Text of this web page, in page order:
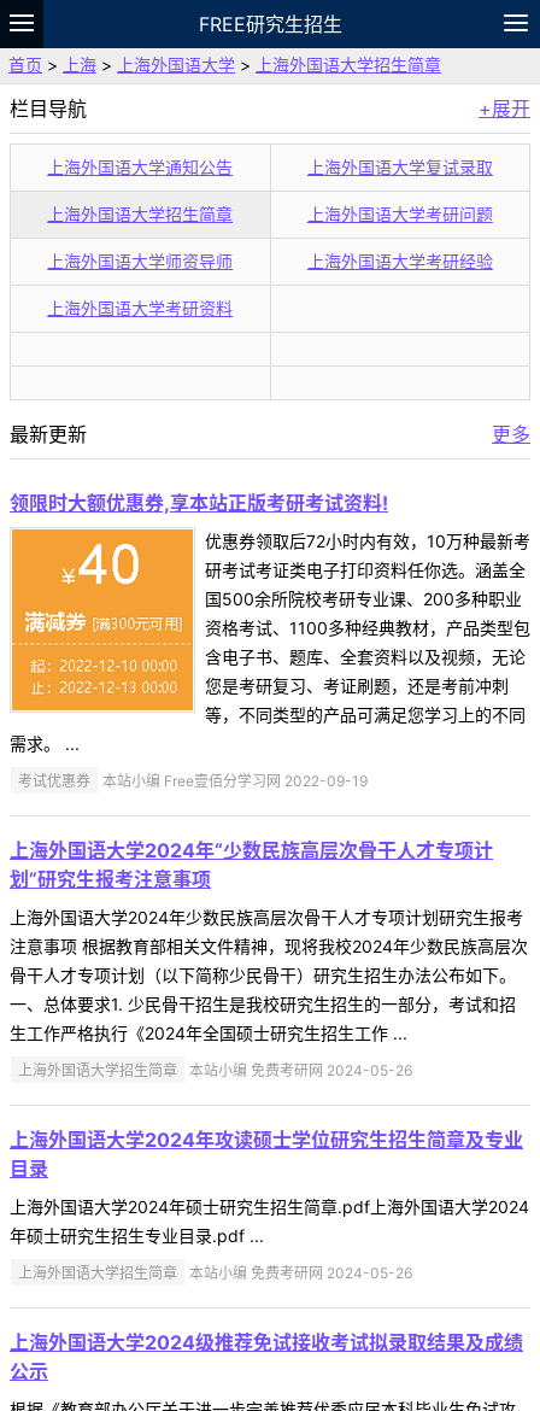
FREE研究生招生
题库
故事 专题 APP 笔记
论坛
VIP
首页 > 上海 > 上海外国语大学 > 上海外国语大学招生简章
栏目导航 +展开
上海外国语大学通知公告 上海外国语大学复试录取
上海外国语大学招生简章 上海外国语大学考研问题
上海外国语大学师资导师 上海外国语大学考研经验
上海外国语大学考研资料
最新更新 更多
领限时大额优惠券,享本站正版考研考试资料!
优惠券领取后72小时内有效，10万种最新考
研考试考证类电子打印资料任你选。涵盖全
国500余所院校考研专业课、200多种职业
资格考试、1100多种经典教材，产品类型包
含电子书、题库、全套资料以及视频，无论
您是考研复习、考证刷题，还是考前冲刺
等，不同类型的产品可满足您学习上的不同
需求。 ...
考试优惠券 本站小编 Free壹佰分学习网 2022-09-19
上海外国语大学2024年“少数民族高层次骨干人才专项计
划”研究生报考注意事项
上海外国语大学2024年少数民族高层次骨干人才专项计划研究生报考
注意事项 根据教育部相关文件精神，现将我校2024年少数民族高层次
骨干人才专项计划（以下简称少民骨干）研究生招生办法公布如下。
一、总体要求1. 少民骨干招生是我校研究生招生的一部分，考试和招
生工作严格执行《2024年全国硕士研究生招生工作 ...
上海外国语大学招生简章 本站小编 免费考研网 2024-05-26
上海外国语大学2024年攻读硕士学位研究生招生简章及专业
目录
上海外国语大学2024年硕士研究生招生简章.pdf上海外国语大学2024
年硕士研究生招生专业目录.pdf ...
上海外国语大学招生简章 本站小编 免费考研网 2024-05-26
上海外国语大学2024级推荐免试接收考试拟录取结果及成绩
公示